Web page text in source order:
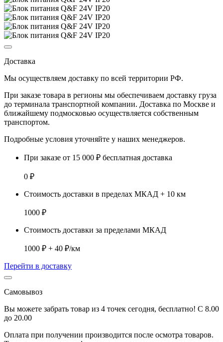
Доставка
Мы осуществляем доставку по всей территории РФ.
При заказе товара в регионы мы обеспечиваем доставку груза
до терминала транспортной компании. Доставка по Москве и
ближайшему подмосковью осуществляется собственным
транспортом.
Подробные условия уточняйте у наших менеджеров.
При заказе от 15 000 ₽ бесплатная доставка
0 ₽
Стоимость доставки в пределах МКАД + 10 км
1000 ₽
Стоимость доставки за пределами МКАД
1000 ₽ + 40 ₽/км
Перейти в доставку
Самовывоз
Вы можете забрать товар из 4 точек сегодня, бесплатно! С 8.00
до 20.00
Оплата при получении производится после осмотра товаров.